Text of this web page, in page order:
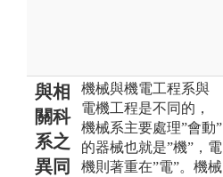
與相
關科
系之
異同
機械與機電工程系與
電機工程是不同的，
機械系主要處理”會動”
的器械也就是”機”，電
機則著重在”電”。機械